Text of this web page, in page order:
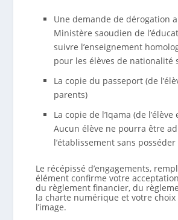
Une demande de dérogation
Ministère saoudien de
suivre l’enseignement
pour les élèves de nationalité
La copie du passeport (de
parents)
La copie de l’Iqama (de
Aucun élève ne pourra être
l’établissement sans posséder
Le récépissé d’engagements,
élément confirme votre
du règlement financier, du
la charte numérique et votre
l’image.